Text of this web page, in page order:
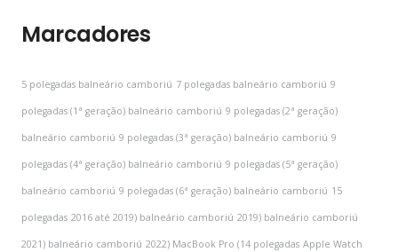
Marcadores
5 polegadas balneário camboriú 7 polegadas balneário camboriú 9
polegadas (1ª geração) balneário camboriú 9 polegadas (2ª geração)
balneário camboriú 9 polegadas (3ª geração) balneário camboriú 9
polegadas (4ª geração) balneário camboriú 9 polegadas (5ª geração)
balneário camboriú 9 polegadas (6ª geração) balneário camboriú 15
polegadas 2016 até 2019) balneário camboriú 2019) balneário camboriú
2021) balneário camboriú 2022) MacBook Pro (14 polegadas Apple Watch